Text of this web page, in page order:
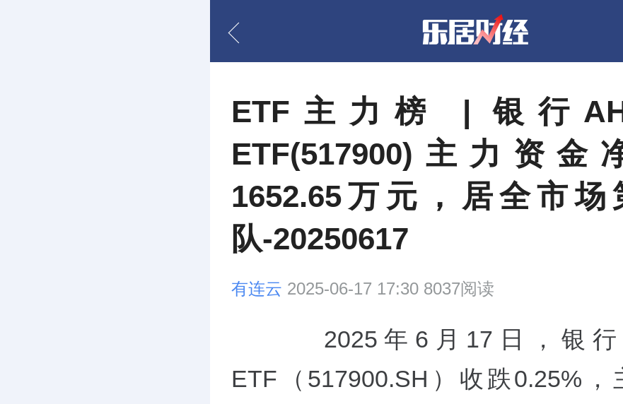
ETF主力榜 | 银行
ETF(517900)主力资金
1652.65万元，居全市场
队-20250617
有连云 2025-06-17 17:30 8037阅读
2025年6月17日，银行
ETF（517900.SH）收跌0.25%，